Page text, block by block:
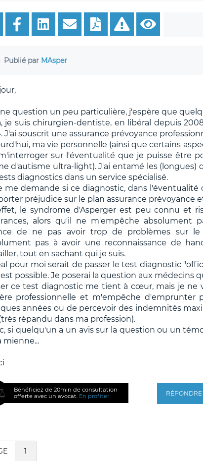
Publié par MAsper
question un peu particulière, j'espère que
je suis chirurgien-dentiste, en libéral depuis
J'ai souscrit une assurance prévoyance
ma vie personnelle (ainsi que certains
sur l'éventualité que je puisse être
d'autisme ultra-light). J'ai entamé les (longues)
diagnostics dans un service spécialisé.
me demande si ce diagnostic, dans l'éventualité
préjudice sur le plan assurance prévoyance
le syndrome d'Asperger est peu connu et
alors qu'il ne m'empêche absolument
de ne pas avoir trop de problèmes sur
pas à avoir une reconnaissance de
tout en sachant qui je suis.
pour moi serait de passer le test diagnostic
possible. Je poserai la question aux médecins
ce test diagnostic me tient à cœur, mais je ne
professionnelle et m'empêche d'emprunter
années ou de percevoir des indemnités
répandu dans ma profession).
si quelqu'un a un avis sur la question ou un
mienne...
Bénéficiez de 20min de consultation
offerte avec un avocat. En profiter RÉPONDRE
1